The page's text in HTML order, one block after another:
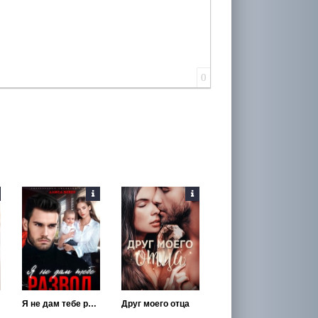
0
Я не дам тебе развод Друг моего отца